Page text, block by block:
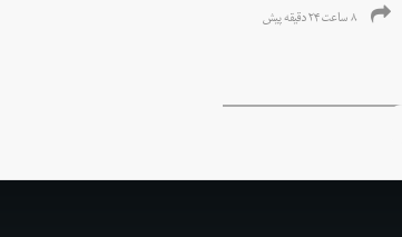
۸ ساعت ۲۴ دقیقه پیش